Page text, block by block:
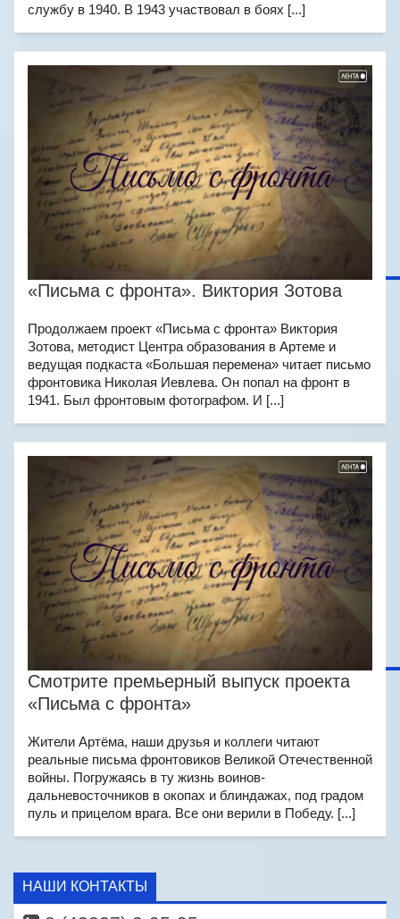
службу в 1940. В 1943 участвовал в боях [...]
«Письма с фронта». Виктория Зотова
Продолжаем проект «Письма с фронта» Виктория
Зотова, методист Центра образования в Артеме и
ведущая подкаста «Большая перемена» читает письмо
фронтовика Николая Иевлева. Он попал на фронт в
1941. Был фронтовым фотографом. И [...]
Смотрите премьерный выпуск проекта
«Письма с фронта»
Жители Артёма, наши друзья и коллеги читают
реальные письма фронтовиков Великой Отечественной
войны. Погружаясь в ту жизнь воинов-
дальневосточников в окопах и блиндажах, под градом
пуль и прицелом врага. Все они верили в Победу. [...]
НАШИ КОНТАКТЫ